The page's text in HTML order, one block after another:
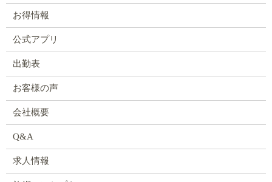
お得情報
公式アプリ
出勤表
お客様の声
会社概要
Q&A
求人情報